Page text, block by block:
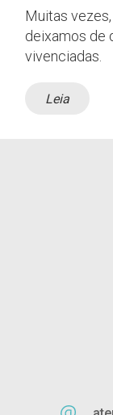
Muitas
deixamos de
vivenciadas.
Leia